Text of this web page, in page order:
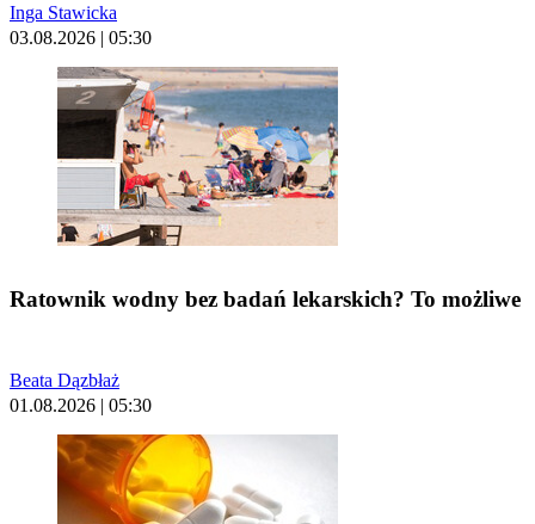
Inga Stawicka
03.08.2026 | 05:30
Ratownik wodny bez badań lekarskich? To możliwe
Beata Dązbłaż
01.08.2026 | 05:30